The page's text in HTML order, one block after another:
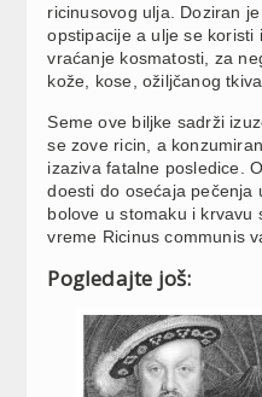
ricinusovog ulja. Doziran
opstipacije a ulje se koristi
vraćanje kosmatosti, za
kože, kose, ožiljčanog
Seme ove biljke sadrži
se zove ricin, a
izaziva fatalne posledice.
doesti do osećaja pečenja
bolove u stomaku i krvavu
vreme Ricinus communis
Pogledajte još: